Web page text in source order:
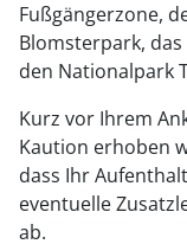
Fußgängerzone,
Blomsterpark,
den Nationalpark
Kurz vor Ihrem
Kaution erhoben
dass Ihr
eventuelle
ab.